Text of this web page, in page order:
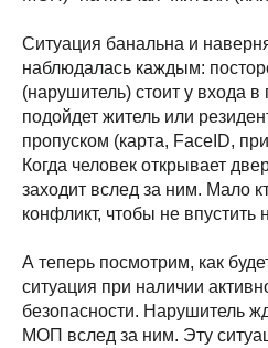
Ситуация банальна и
наблюдалась каждым:
(нарушитель) стоит у входа в
подойдет житель или
пропуском (карта, FaceID,
Когда человек открывает
заходит вслед за ним. Мало
конфликт, чтобы не впустить
А теперь посмотрим, как
ситуация при наличии
безопасности. Нарушитель
МОП вслед за ним. Эту